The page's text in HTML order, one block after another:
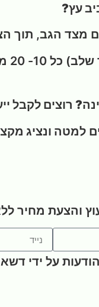
עץ?
מצד הגב,
רוצים לקבל
למטה ונציג
והצעת מחיר
על ידי